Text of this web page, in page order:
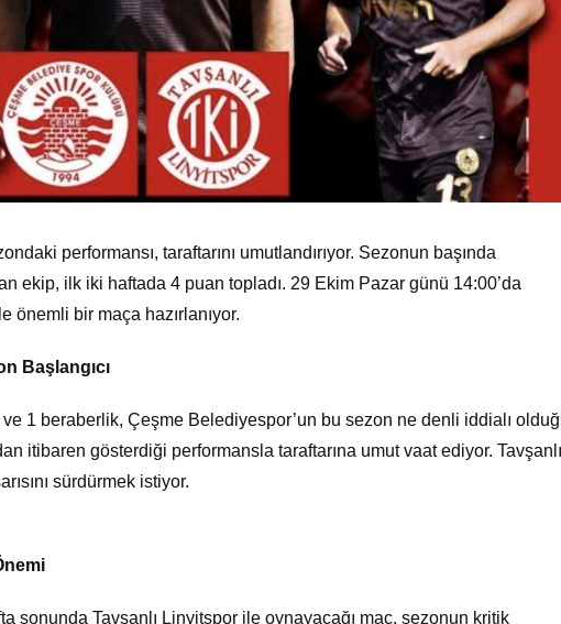
performansı, taraftarını umutlandırıyor. Sezonun başında
ekip, ilk iki haftada 4 puan topladı. 29 Ekim Pazar günü 14:00’da
önemli bir maça hazırlanıyor.
Başlangıcı
ve 1 beraberlik, Çeşme Belediyespor’un bu sezon ne denli iddialı
itibaren gösterdiği performansla taraftarına umut vaat ediyor. Tavşanlı
sürdürmek istiyor.
sonunda Tavşanlı Linyitspor ile oynayacağı maç, sezonun kritik